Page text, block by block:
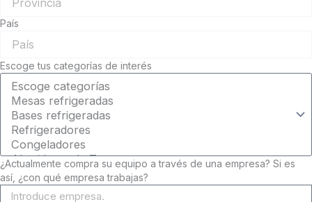
País
Escoge tus categorías de interés
¿Actualmente compra su equipo a través de una empresa? Si es
así, ¿con qué empresa trabajas?